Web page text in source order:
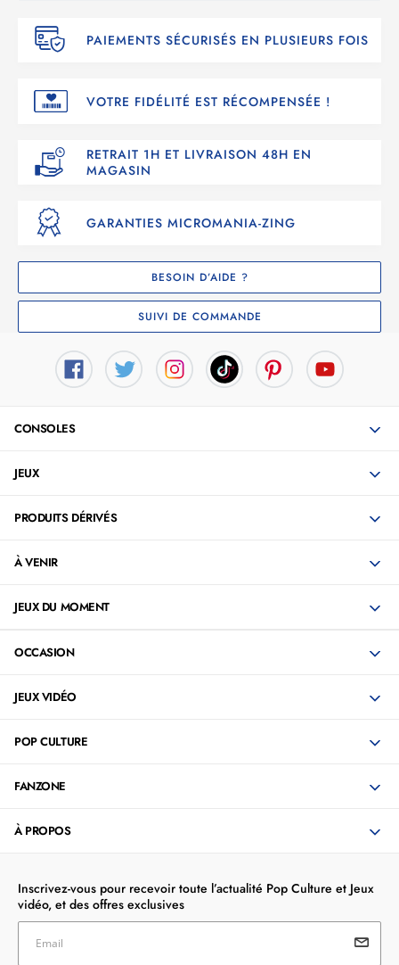
PAIEMENTS SÉCURISÉS EN PLUSIEURS FOIS
VOTRE FIDÉLITÉ EST RÉCOMPENSÉE !
RETRAIT 1H ET LIVRAISON 48H EN
MAGASIN
GARANTIES MICROMANIA-ZING
BESOIN D’AIDE ?
SUIVI DE COMMANDE
CONSOLES
JEUX
PRODUITS DÉRIVÉS
À VENIR
JEUX DU MOMENT
OCCASION
JEUX VIDÉO
POP CULTURE
FANZONE
À PROPOS
Inscrivez-vous pour recevoir toute l’actualité Pop Culture et Jeux
vidéo, et des offres exclusives
Email